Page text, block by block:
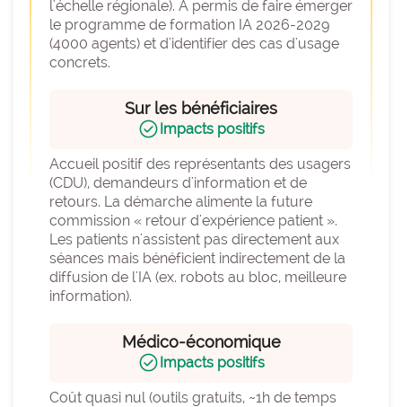
l'échelle régionale). A permis de faire émerger
le programme de formation IA 2026-2029
(4000 agents) et d'identifier des cas d'usage
concrets.
Sur les bénéficiaires
check_circleImpacts positifs
Accueil positif des représentants des usagers
(CDU), demandeurs d'information et de
retours. La démarche alimente la future
commission « retour d'expérience patient ».
Les patients n'assistent pas directement aux
séances mais bénéficient indirectement de la
diffusion de l'IA (ex. robots au bloc, meilleure
information).
Médico-économique
check_circleImpacts positifs
Coût quasi nul (outils gratuits, ~1h de temps